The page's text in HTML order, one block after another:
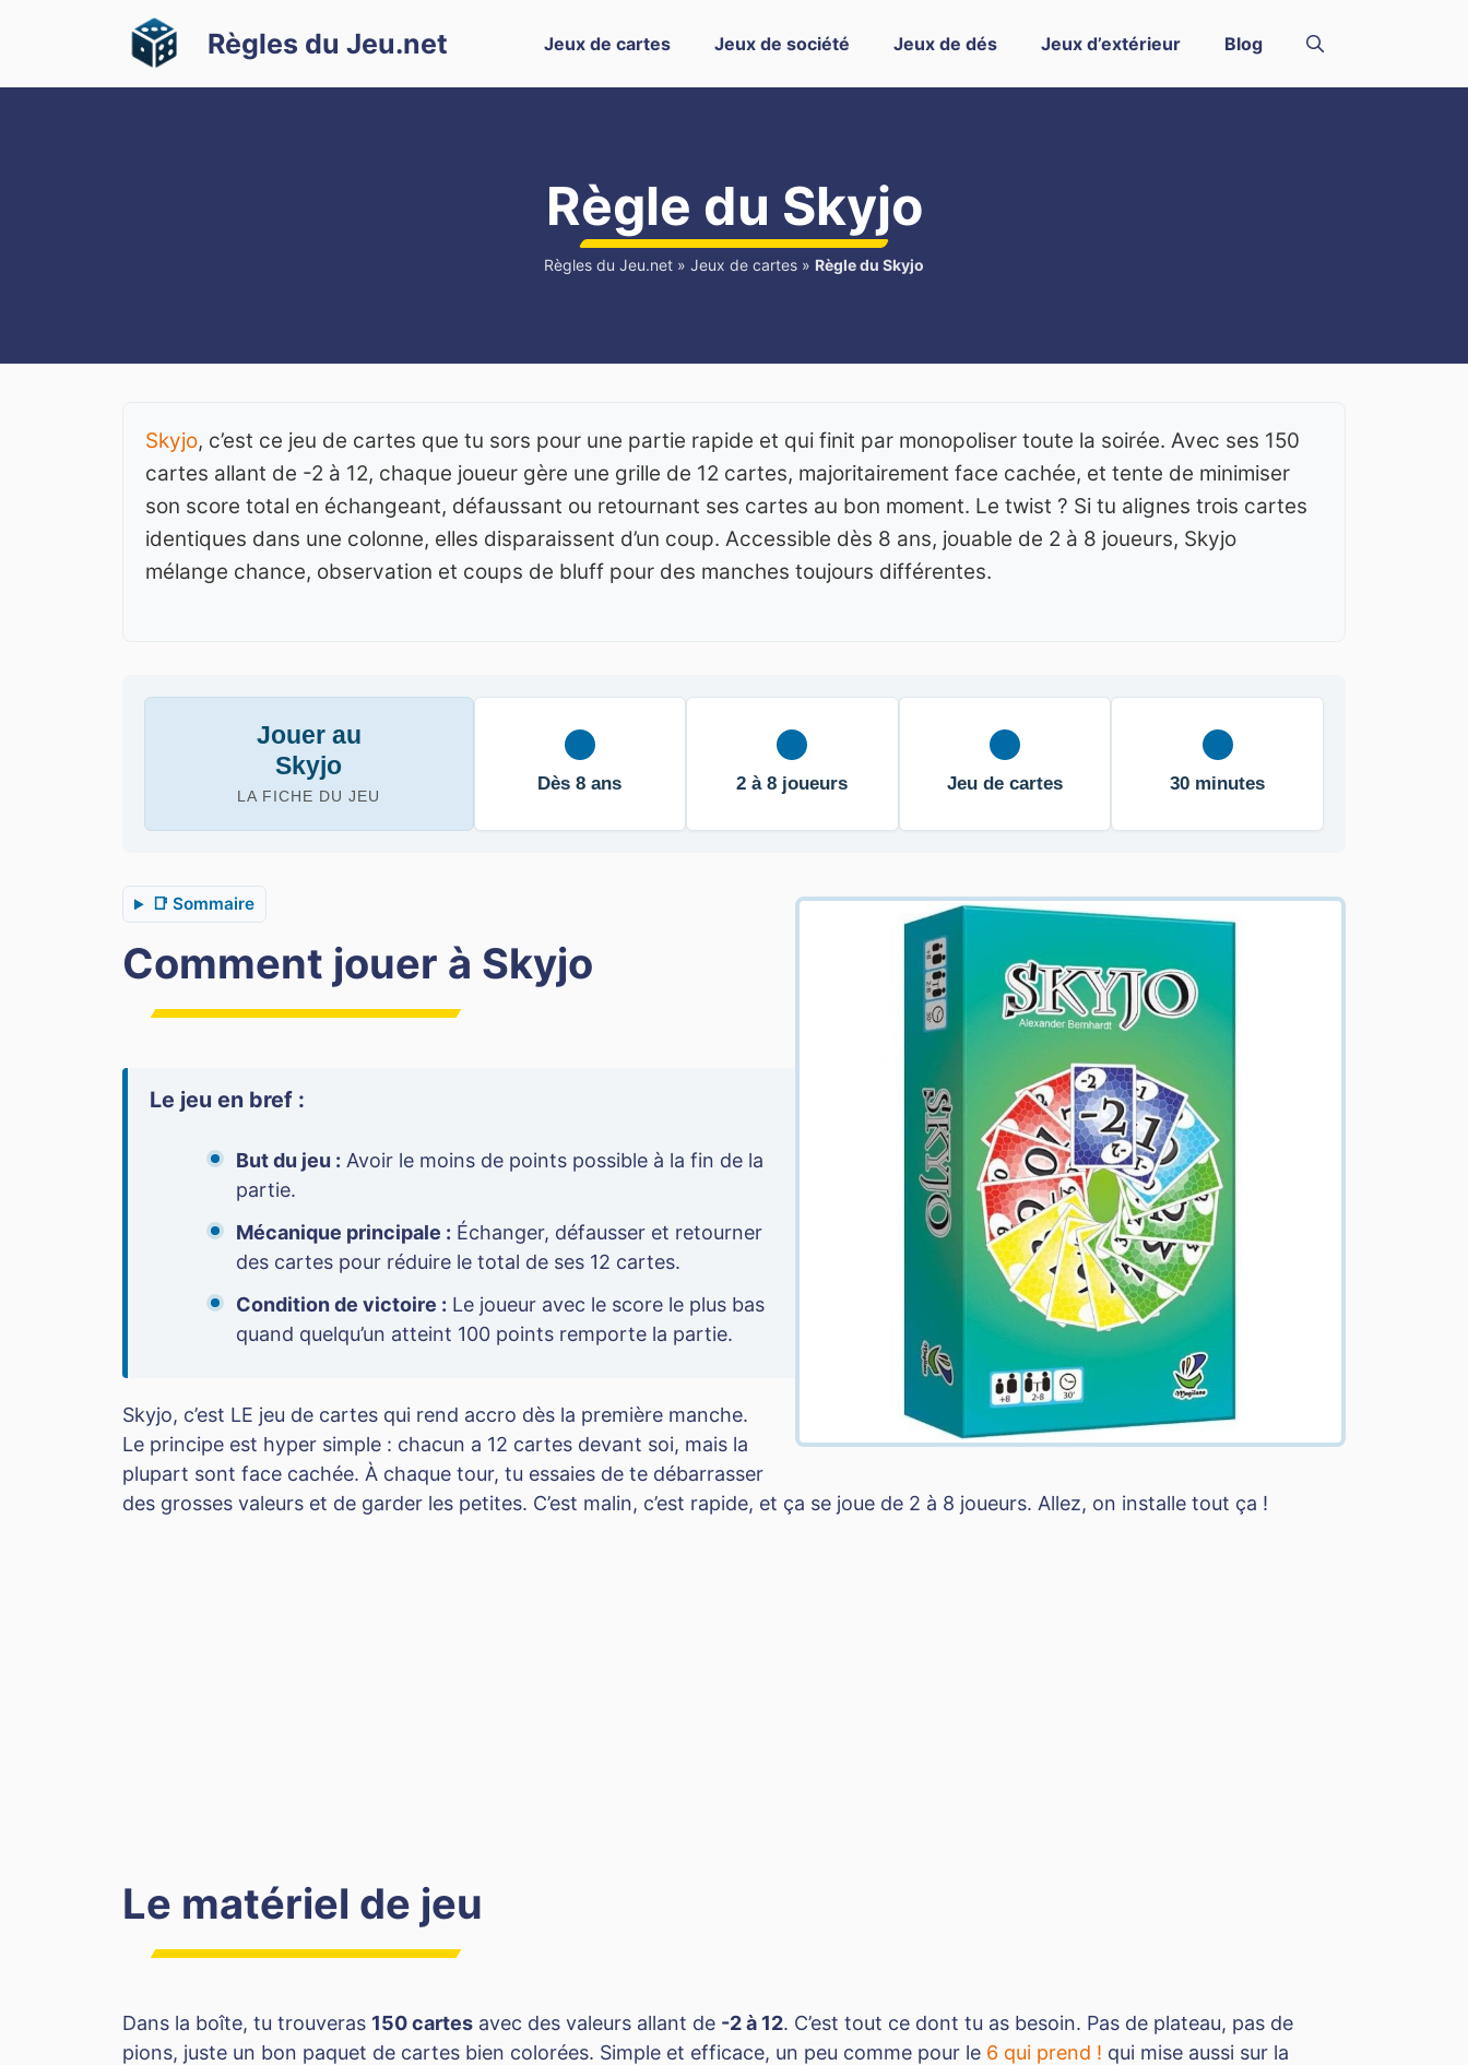
Règles du Jeu.net Jeux de cartes Jeux de société Jeux de dés Jeux d’extérieur Blog
Règle du Skyjo
Règles du Jeu.net » Jeux de cartes » Règle du Skyjo
Skyjo, c’est ce jeu de cartes que tu sors pour une partie rapide et qui finit par monopoliser toute la soirée. Avec ses 150
cartes allant de -2 à 12, chaque joueur gère une grille de 12 cartes, majoritairement face cachée, et tente de minimiser
son score total en échangeant, défaussant ou retournant ses cartes au bon moment. Le twist ? Si tu alignes trois cartes
identiques dans une colonne, elles disparaissent d’un coup. Accessible dès 8 ans, jouable de 2 à 8 joueurs, Skyjo
mélange chance, observation et coups de bluff pour des manches toujours différentes.
Jouer au
Skyjo
LA FICHE DU JEU
Dès 8 ans 2 à 8 joueurs Jeu de cartes 30 minutes
📑 Sommaire
Comment jouer à Skyjo
Le jeu en bref :
But du jeu : Avoir le moins de points possible à la fin de la
partie.
Mécanique principale : Échanger, défausser et retourner
des cartes pour réduire le total de ses 12 cartes.
Condition de victoire : Le joueur avec le score le plus bas
quand quelqu’un atteint 100 points remporte la partie.
Skyjo, c’est LE jeu de cartes qui rend accro dès la première manche.
Le principe est hyper simple : chacun a 12 cartes devant soi, mais la
plupart sont face cachée. À chaque tour, tu essaies de te débarrasser
des grosses valeurs et de garder les petites. C’est malin, c’est rapide, et ça se joue de 2 à 8 joueurs. Allez, on installe tout ça !
Le matériel de jeu
Dans la boîte, tu trouveras 150 cartes avec des valeurs allant de -2 à 12. C’est tout ce dont tu as besoin. Pas de plateau, pas de
pions, juste un bon paquet de cartes bien colorées. Simple et efficace, un peu comme pour le 6 qui prend ! qui mise aussi sur la